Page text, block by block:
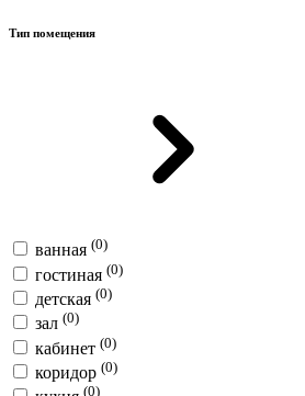
Тип помещения
ванная (0)
гостиная (0)
детская (0)
зал (0)
кабинет (0)
коридор (0)
(0)